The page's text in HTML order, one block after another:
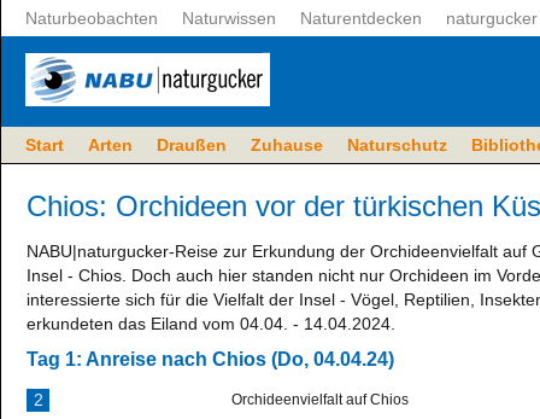
Start Arten Draußen Zuhause Naturschutz
Naturbeobachten Naturwissen Naturentdecken
Chios: Orchideen vor der türkischen
NABU|naturgucker-Reise zur Erkundung der Orchideenvielfalt auf
Insel - Chios. Doch auch hier standen nicht nur Orchideen im
interessierte sich für die Vielfalt der Insel - Vögel, Reptilien,
erkundeten das Eiland vom 04.04. - 14.04.2024.
Tag 1: Anreise nach Chios (Do, 04.04.24)
2 Orchideenvielfalt auf Chios